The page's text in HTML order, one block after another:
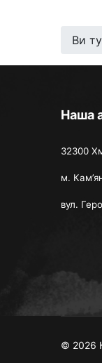
Ви
Наша
32300
м.
вул.
© 2026